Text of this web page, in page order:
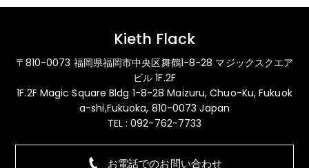
Kieth Flack
〒810-0073 福岡県福岡市中央区舞鶴1-8-28 マジックスクエア
ビル 1F.2F
1F.2F Magic Square Bldg 1-8-28 Maizuru, Chuo-Ku, Fukuok
a-shi,Fukuoka, 810-0073 Japan
TEL : 092-762-7733
お電話でのお問い合わせ